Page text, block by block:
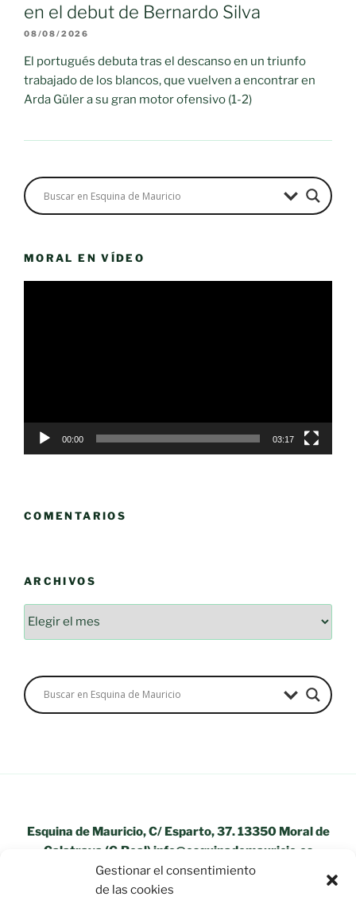
Gestionar el consentimiento
de las cookies
en el debut de Bernardo Silva
08/08/2026
El portugués debuta tras el descanso en un triunfo
trabajado de los blancos, que vuelven a encontrar en
Arda Güler a su gran motor ofensivo (1-2)
MORAL EN VÍDEO
00:00 03:17
COMENTARIOS
ARCHIVOS
Esquina de Mauricio, C/ Esparto, 37. 13350 Moral de
Calatrava (C.Real) info@esquinademauricio.es
«Aviso Legal»